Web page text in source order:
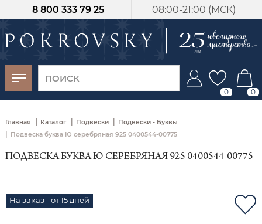
08:00-21:00 (МСК)
8 800 333 79 25
0 0
Главная | Каталог | Подвески | Подвески - Буквы
| Подвеска буква Ю серебряная 925 0400544-00775
ПОДВЕСКА БУКВА Ю СЕРЕБРЯНАЯ 925 0400544-00775
На заказ - от 15 дней
-30%
от 15 дней с
момента оплаты